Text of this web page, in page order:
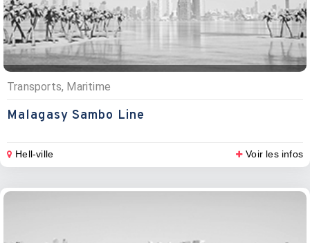
Transports, Maritime
Malagasy Sambo Line
Hell-ville Voir les infos